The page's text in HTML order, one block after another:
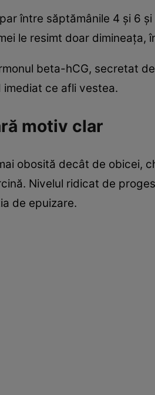
între săptămânile 4 și 6
le resimt doar
beta-hCG, secretat
ce afli vestea.
motiv clar
obosită decât de obicei,
Nivelul ridicat de
de epuizare.